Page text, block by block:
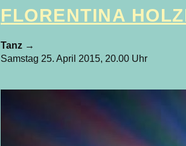
FLORENTINA
Tanz →
Samstag 25. April 2015, 20.00 Uhr